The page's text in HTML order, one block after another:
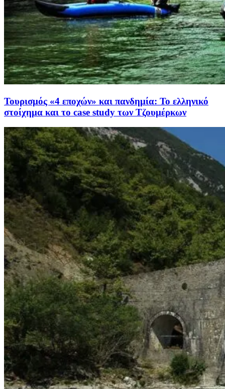
Τουρισμός «4 εποχών» και πανδημία: Το ελληνικό
στοίχημα και το case study των Τζουμέρκων